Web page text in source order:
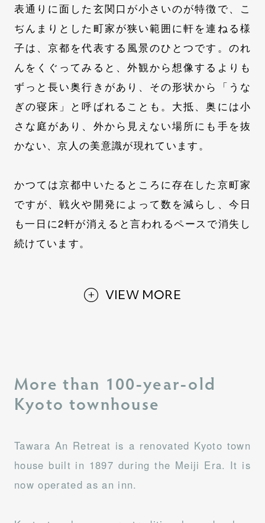
表通りに面した玄関口が小さいのが特徴で、こ
ぢんまりとした町家が狭い範囲に軒を連ねる様
子は、京都を代表する風景のひとつです。のれ
んをくぐってみると、外観から想像するよりも
ずっと長い奥行きがあり、その形状から「うな
ぎの寝床」と呼ばれることも。大抵、奥には小
さな庭があり、外から見えない場所にも手を抜
かない、京人の美意識が現れています。
かつては京都中いたるところに存在した京町家
ですが、戦火や開発によって数を減らし、今日
も一日に2軒が消えると言われるペースで消失し
続けています。
VIEW MORE
More than 100-year-old
Kyoto townhouse
Tawara An Retreat is a renovated Kyoto town
house built in 1897 during the Meiji Era. It is
now operated as an inn.